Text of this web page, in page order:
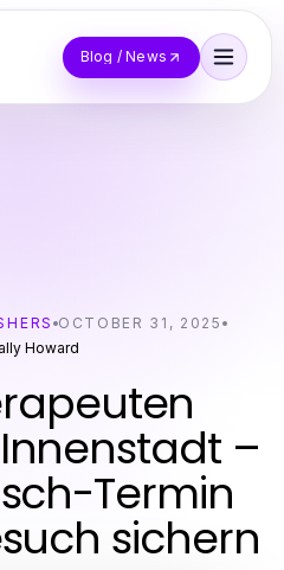
Blog / News
OCTOBER 31, 2025
Howard
–
Termin
sichern